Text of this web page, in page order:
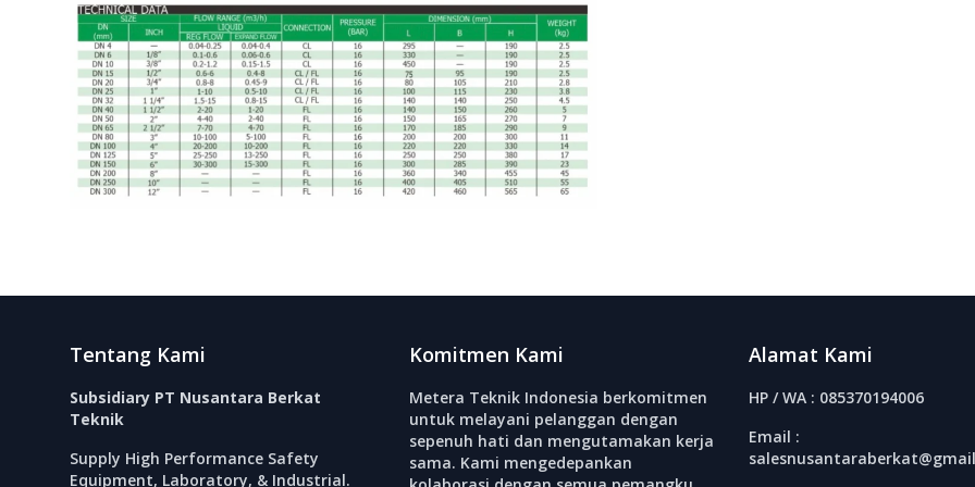
Tentang Kami
Subsidiary PT Nusantara Berkat
Teknik
Supply High Performance Safety
Equipment, Laboratory, & Industrial.
Komitmen Kami
Metera Teknik Indonesia berkomitmen
untuk melayani pelanggan dengan
sepenuh hati dan mengutamakan kerja
sama. Kami mengedepankan
Alamat Kami
HP / WA : 085370194006
Email :